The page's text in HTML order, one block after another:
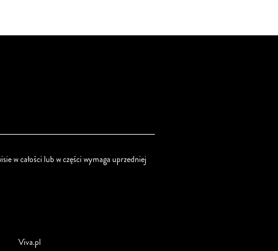
w całości lub w części wymaga uprzedniej
Viva.pl